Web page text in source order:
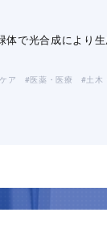
で光合成により生
ア 医薬・医療 土木